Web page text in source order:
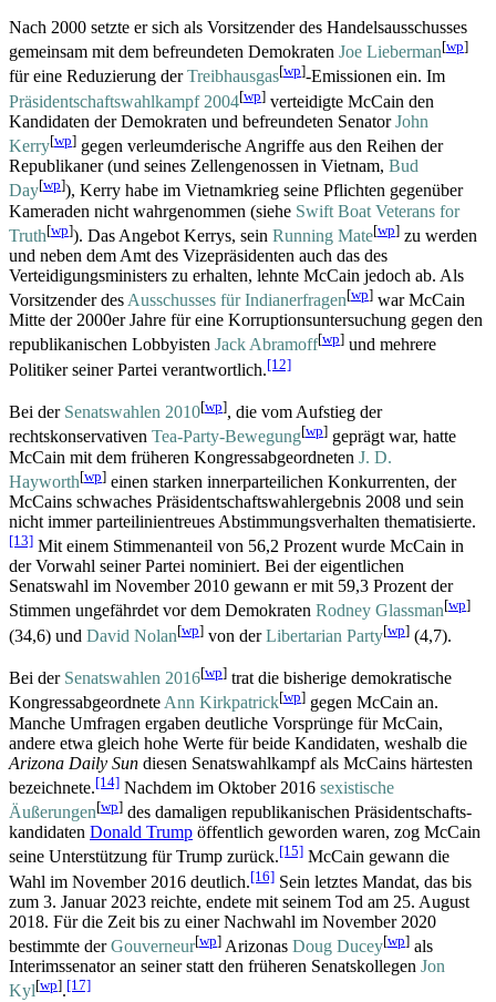
Nach 2000 setzte er sich als Vorsitzender des Handelsausschusses
gemeinsam mit dem befreundeten Demokraten Joe Lieberman[wp]
für eine Reduzierung derTreibhausgas[wp]-Emissionen ein. Im
Präsidentschafts­wahlkampf 2004[wp] verteidigte McCain den
Kandidaten der Demokraten und befreundeten SenatorJohn
Kerry[wp] gegen verleumderische Angriffe aus den Reihen der
Republikaner (und seines Zellengenossen in Vietnam, Bud
Day[wp]), Kerry habe im Vietnamkrieg seine Pflichten gegenüber
Kameraden nicht wahrgenommen (siehe Swift Boat Veterans for
Truth[wp]). Das Angebot Kerrys, sein Running Mate[wp] zu werden
und neben dem Amt des Vizepräsidenten auch das des
Verteidigungs­ministers zu erhalten, lehnte McCain jedoch ab. Als
Vorsitzender des Ausschusses für Indianer­fragen[wp] war McCain
Mitte der 2000er Jahre für eine Korruptions­untersuchung gegen den
republikanischen Lobbyisten Jack Abramoff[wp] und mehrere
Politiker seiner Partei verantwortlich.[12]
Bei der Senatswahlen 2010[wp], die vom Aufstieg der
rechtskonservativen Tea-Party-Bewegung[wp] geprägt war, hatte
McCain mit dem früheren Kongress­abgeordneten J. D.
Hayworth[wp] einen starken innerparteilichen Konkurrenten, der
McCains schwaches Präsidentschafts­wahl­ergebnis 2008 und sein
nicht immer parteilinien­treues Abstimmungs­verhalten thematisierte.
[13] Mit einem Stimmenanteil von 56,2 Prozent wurde McCain in
der Vorwahl seiner Partei nominiert. Bei der eigentlichen
Senatswahl im November 2010 gewann er mit 59,3 Prozent der
Stimmen ungefährdet vor dem Demokraten Rodney Glassman[wp]
(34,6) und David Nolan[wp] von derLibertarian Party[wp] (4,7).
Bei der Senatswahlen 2016[wp] trat die bisherige demokratische
Kongress­abgeordneteAnn Kirkpatrick[wp] gegen McCain an.
Manche Umfragen ergaben deutliche Vorsprünge für McCain,
andere etwa gleich hohe Werte für beide Kandidaten, weshalb die
Arizona Daily Sun diesen Senatswahlkampf als McCains härtesten
bezeichnete.[14] Nachdem im Oktober 2016 sexistische
Äußerungen[wp] des damaligen republikanischen Präsidentschafts­
kandidaten Donald Trump öffentlich geworden waren, zog McCain
seine Unterstützung für Trump zurück.[15] McCain gewann die
Wahl im November 2016 deutlich.[16] Sein letztes Mandat, das bis
zum 3. Januar 2023 reichte, endete mit seinem Tod am 25. August
2018. Für die Zeit bis zu einer Nachwahl im November 2020
bestimmte derGouverneur[wp] Arizonas Doug Ducey[wp] als
Interimssenator an seiner statt den früheren Senatskollegen Jon
Kyl[wp].[17]